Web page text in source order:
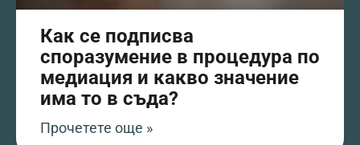
Как се подписва
споразумение в процедура по
медиация и какво значение
има то в съда?
Прочетете още »